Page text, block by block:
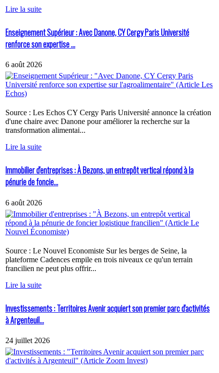
Lire la suite
Enseignement Supérieur : Avec Danone, CY Cergy Paris Université
renforce son expertise ...
6 août 2026
Source : Les Echos CY Cergy Paris Université annonce la création
d'une chaire avec Danone pour améliorer la recherche sur la
transformation alimentai...
Lire la suite
Immobilier d'entreprises : À Bezons, un entrepôt vertical répond à la
pénurie de foncie...
6 août 2026
Source : Le Nouvel Economiste Sur les berges de Seine, la
plateforme Cadences empile en trois niveaux ce qu'un terrain
francilien ne peut plus offrir...
Lire la suite
Investissements : Territoires Avenir acquiert son premier parc d'activités
à Argenteuil...
24 juillet 2026